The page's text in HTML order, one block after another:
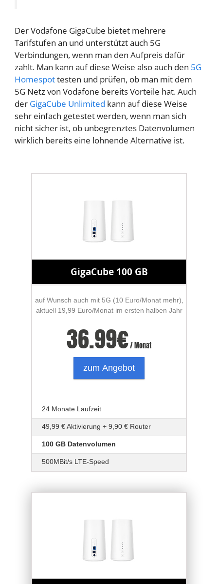
Der Vodafone GigaCube bietet mehrere
Tarifstufen an und unterstützt auch 5G
Verbindungen, wenn man den Aufpreis dafür
zahlt. Man kann auf diese Weise also auch den 5G
Homespottesten und prüfen, ob man mit dem
5G Netz von Vodafone bereits Vorteile hat. Auch
der GigaCube Unlimited kann auf diese Weise
sehr einfach getestet werden, wenn man sich
nicht sicher ist, ob unbegrenztes Datenvolumen
wirklich bereits eine lohnende Alternative ist.
GigaCube 100 GB
auf Wunsch auch mit 5G (10 Euro/Monat mehr),
aktuell 19,99 Euro/Monat im ersten halben Jahr
36.99€/ Monat
zum Angebot
24 Monate Laufzeit
49,99 € Aktivierung + 9,90 € Router
100 GB Datenvolumen
500MBit/s LTE-Speed